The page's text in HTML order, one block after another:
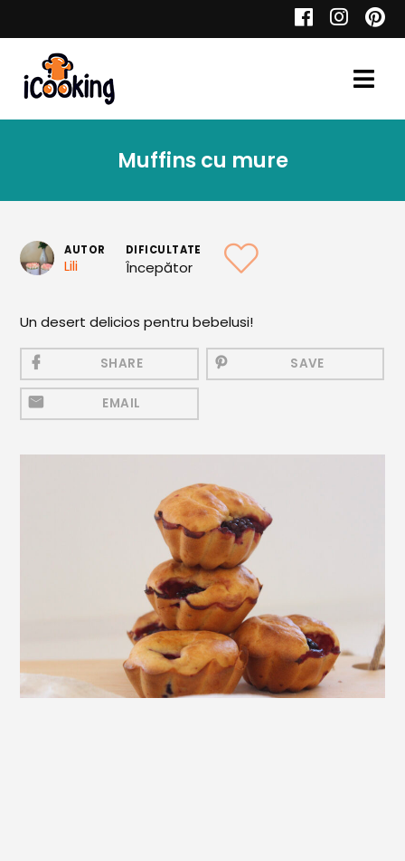
Toate Reţetele
Aperitive
Aperitive Calde
Aperitive Reci
Mezeluri
Ronțăieli
Ceva Dulce
Biscuiți, Bomboane și
Muffins cu mure
AUTOR
Lili
DIFICULTATE
Începător
Un desert delicios pentru bebelusi!
SHARE SAVE
EMAIL